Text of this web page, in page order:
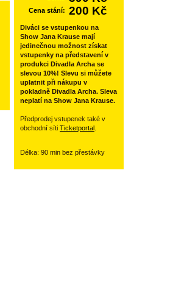
Cena stání: 200 Kč
Diváci se vstupenkou na
Show Jana Krause mají
jedinečnou možnost získat
vstupenky na představení v
produkci Divadla Archa se
slevou 10%! Slevu si můžete
uplatnit při nákupu v
pokladně Divadla Archa. Sleva
neplatí na Show Jana Krause.
Předprodej vstupenek také v
obchodní síti Ticketportal
Délka: 90 min bez přestávky